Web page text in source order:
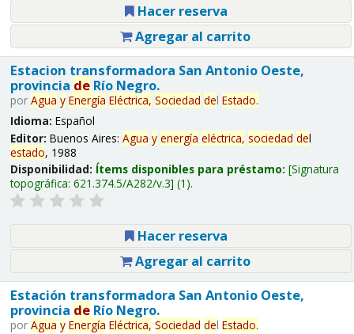
Hacer reserva
Agregar al carrito
Estacion transformadora San Antonio Oeste,
provincia deRío Negro.
por Agua y Energía Eléctrica, Sociedad del Estado.
Idioma: Español
Editor: Buenos Aires: Agua y energía eléctrica, sociedad del
estado, 1988
Disponibilidad: Ítems disponibles para préstamo: Signatura
topográfica: 621.374.5/A282/v.3 (1).
Hacer reserva
Agregar al carrito
Estación transformadora San Antonio Oeste,
provincia deRío Negro.
por Agua y Energía Eléctrica, Sociedad del Estado.